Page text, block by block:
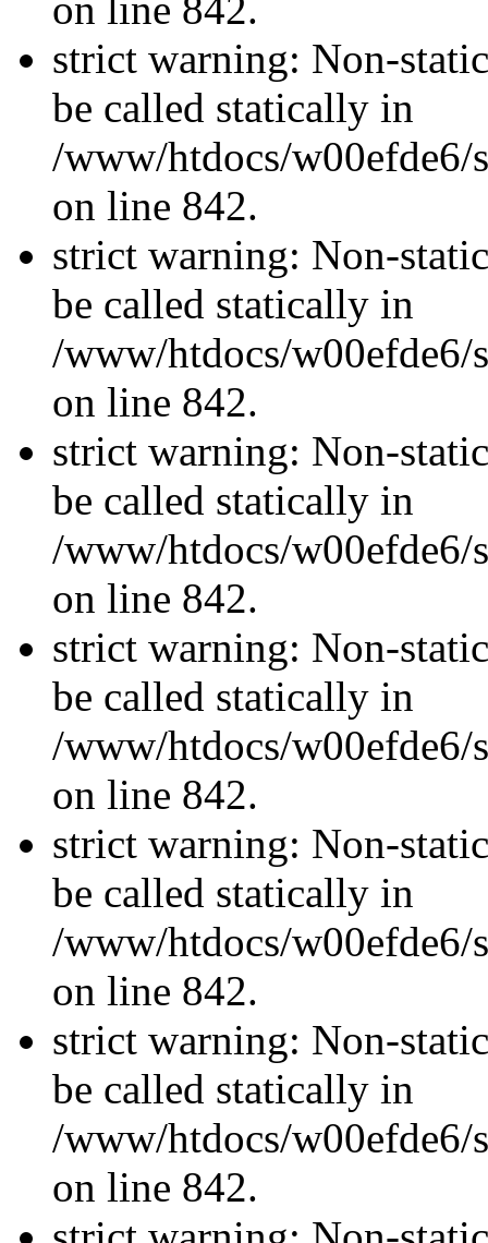
on line 842.
strict warning: Non-
be called statically in
/www/htdocs/w00efde6/
on line 842.
strict warning: Non-
be called statically in
/www/htdocs/w00efde6/
on line 842.
strict warning: Non-
be called statically in
/www/htdocs/w00efde6/
on line 842.
strict warning: Non-
be called statically in
/www/htdocs/w00efde6/
on line 842.
strict warning: Non-
be called statically in
/www/htdocs/w00efde6/
on line 842.
strict warning: Non-
be called statically in
/www/htdocs/w00efde6/
on line 842.